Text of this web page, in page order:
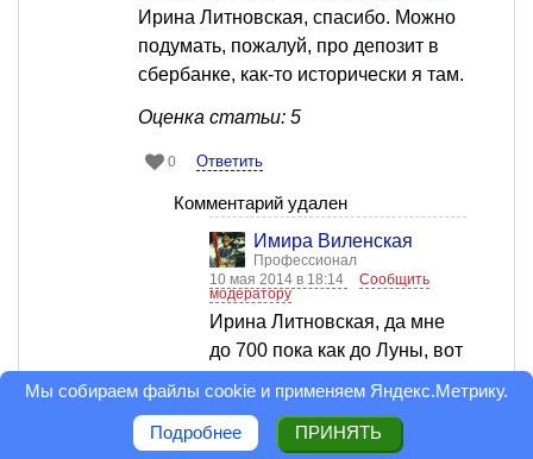
Ирина Литновская, спасибо. Можно
подумать, пожалуй, про депозит в
сбербанке, как-то исторически я там.
Оценка статьи: 5
0 Ответить
Комментарий удален
Имира Виленская
Профессионал
10 мая 2014 в 18:14
Сообщить
модератору
Ирина Литновская, да мне
до 700 пока как до Луны, вот
буду наращивать. Тогда уже
не в сбере )
Мы собираем файлы cookie и применяем Яндекс.Метрику.
Подробнее ПРИНЯТЬ